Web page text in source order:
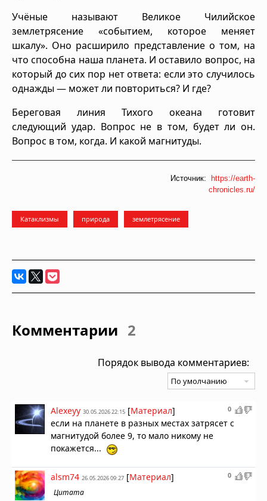
Учёные называют Великое Чилийское
землетрясение «событием, которое меняет
шкалу». Оно расширило представление о том, на
что способна наша планета. И оставило вопрос, на
который до сих пор нет ответа: если это случилось
однажды — может ли повториться? И где?
Береговая линия Тихого океана готовит
следующий удар. Вопрос не в том, будет ли он.
Вопрос в том, когда. И какой магнитуды.
Источник: https://earth-
chronicles.ru/
Катаклизмы природа землетрясение
Комментарии 2
Порядок вывода комментариев:
0
Alexeyy 30.05.2026 22:15 [Материал]
если на планете в разных местах затрясет с
магнитудой более 9, то мало никому не
покажется...
0
alsm74 26.05.2026 09:27 [Материал]
Цитата